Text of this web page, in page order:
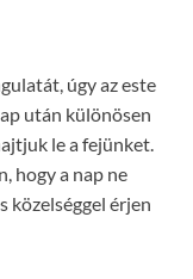
úgy az este
után különösen
le a fejünket.
hogy a nap ne
közelséggel érjen